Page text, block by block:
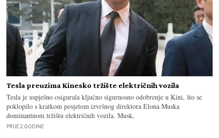
Tesla preuzima Kinesko tržište električnih vozila
Tesla je uspješno osigurala ključno sigurnosno odobrenje u Kini, što se
poklopilo s kratkom posjetom izvršnog direktora Elona Muska
dominantnom tržištu električnih vozila. Musk,
PRIJE 2 GODINE